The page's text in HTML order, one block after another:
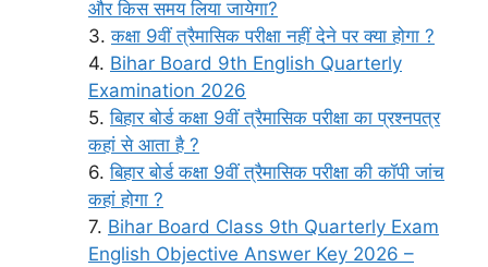
और किस समय लिया जायेगा?
कक्षा 9वीं त्रैमासिक परीक्षा नहीं देने पर क्या होगा ?
Bihar Board 9th English Quarterly
Examination 2026
बिहार बोर्ड कक्षा 9वीं त्रैमासिक परीक्षा का प्रश्नपत्र
कहां से आता है ?
बिहार बोर्ड कक्षा 9वीं त्रैमासिक परीक्षा की कॉपी जांच
कहां होगा ?
Bihar Board Class 9th Quarterly Exam
English Objective Answer Key 2026 –